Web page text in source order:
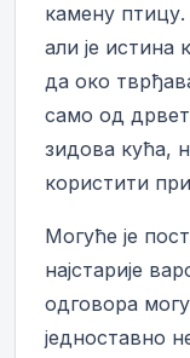
камену
али је истина
да око
само од
зидова кућа,
користити
Могуће је
најстарије
одговора
једноставно